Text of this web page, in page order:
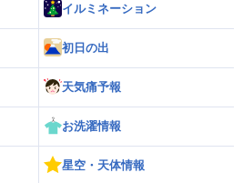
イルミネーション
初日の出
天気痛予報
お洗濯情報
星空・天体情報